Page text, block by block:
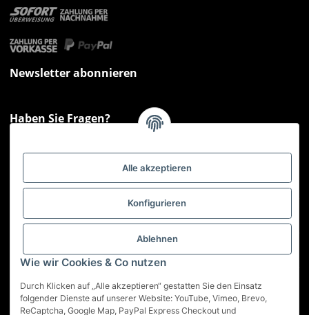
Alle akzeptieren
Konfigurieren
Ablehnen
Wie wir Cookies & Co nutzen
Durch Klicken auf „Alle akzeptieren“ gestatten Sie den Einsatz
folgender Dienste auf unserer Website: YouTube, Vimeo, Brevo,
ReCaptcha, Google Map, PayPal Express Checkout und
Newsletter abonnieren
Haben Sie Fragen?
Montag - Freitag: 09:00 - 17:00 Uhr
Gesetzliche Informationen
Service